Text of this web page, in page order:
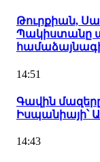
Թուրքիան,
Պակիստանը
14:51
Գավին
Իսպանիայի՝
14:43